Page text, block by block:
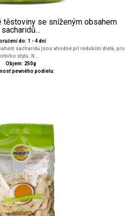
těstoviny se sníženým obsahem
sacharidů...
do: 1 - 4 dní
sacharidů jsou vhodné při redukční dietě, pro
stylu. N...
Objem: 250g
pevného podielu: